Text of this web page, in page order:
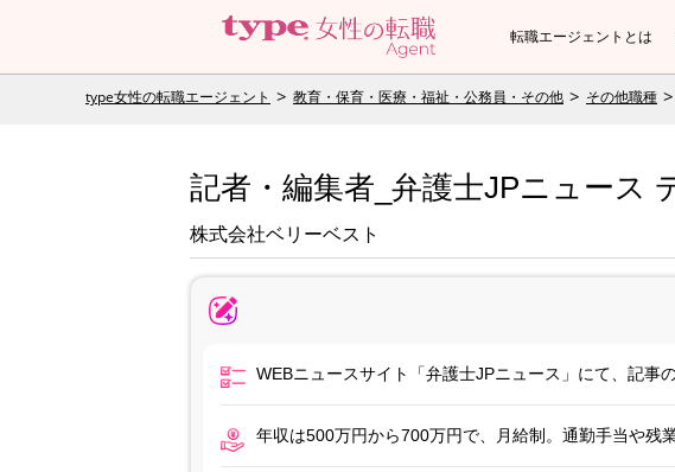
転職エージェントとは
type女性の転職エージェント 教育・保育・医療・福祉・公務員・その他 その他職種
記者・編集者_弁護士JPニュース
株式会社ベリーベスト
WEBニュースサイト「弁護士JPニュース」にて、記事
年収は500万円から700万円で、月給制。通勤手当や残